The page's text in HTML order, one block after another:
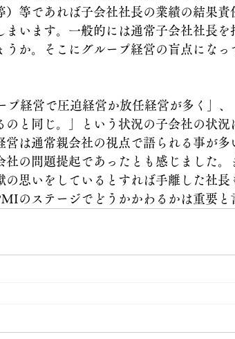
等であれば子会社社長の業績の結果責
います。一般的には通常子会社社長を
か。そこにグループ経営の盲点になっ
プ経営で圧迫経営か放任経営が多く」、
のと同じ。」という状況の子会社の状況
は通常親会社の視点で語られる事が多
の問題提起であったとも感じました。
思いをしているとすれば手離した社長
のステージでどうかかわるかは重要と